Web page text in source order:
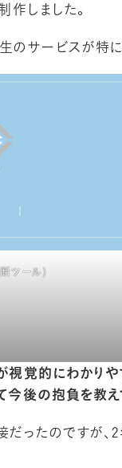
しました。
サービスが特に
ツール)
覚的にわかり
後の抱負を教え
だったのですが